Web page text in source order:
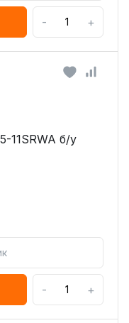
- +
11SRWA б/у
- +